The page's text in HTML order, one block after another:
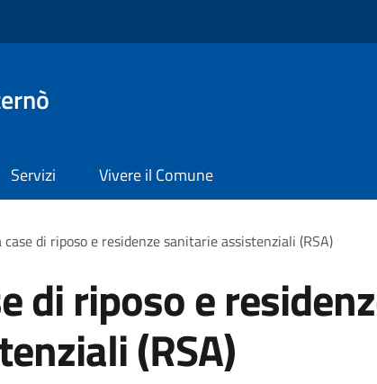
Servizi Vivere il Comune
case di riposo e residenze sanitarie assistenziali (RSA)
di riposo e
(RSA)